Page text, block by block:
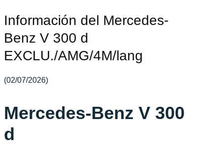
Información del Mercedes-
Benz V 300 d
EXCLU./AMG/4M/lang
(02/07/2026)
Mercedes-Benz V 300
d